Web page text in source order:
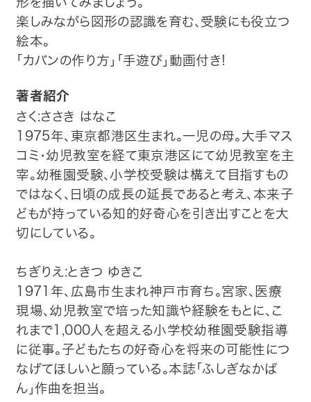
お問い合わせ
画像・文章の使用について
企業情報
楽しみながら図形の認識を育む、受験にも役立つ
絵本。
「カバンの作り方」「手遊び」動画付き!
著者紹介
さく:ささき はなこ
1975年、東京都港区生まれ。一児の母。大手マス
コミ・幼児教室を経て東京港区にて幼児教室を主
宰。幼稚園受験、小学校受験は構えて目指すもの
ではなく、日頃の成長の延長であると考え、本来子
どもが持っている知的好奇心を引き出すことを大
切にしている。
ちぎりえ:ときつ ゆきこ
1971年、広島市生まれ神戸市育ち。宮家、医療
現場、幼児教室で培った知識や経験をもとに、こ
れまで1,000人を超える小学校幼稚園受験指導
に従事。子どもたちの好奇心を将来の可能性につ
なげてほしいと願っている。本誌「ふしぎなかば
ん」作曲を担当。